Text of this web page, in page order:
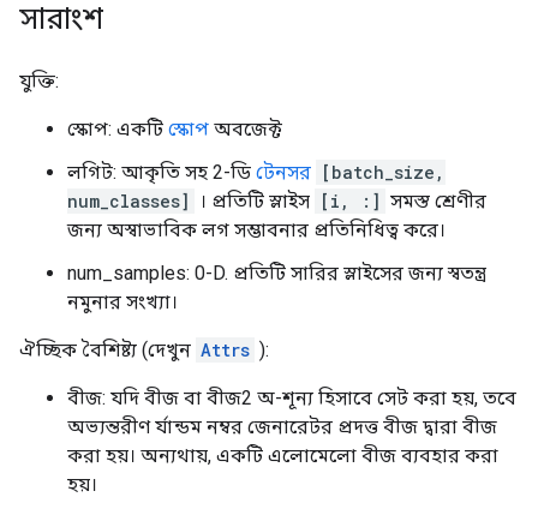
সারাংশ
যুক্তি:
স্কোপ: একটি স্কোপ অবজেক্ট
লগিট: আকৃতি সহ 2-ডি টেনসর [batch_size,
num_classes]
। প্রতিটি স্লাইস [i, :] সমস্ত শ্রেণীর
জন্য অস্বাভাবিক লগ সম্ভাবনার প্রতিনিধিত্ব করে।
num_samples: 0-D. প্রতিটি সারির স্লাইসের জন্য স্বতন্ত্র
নমুনার সংখ্যা।
ঐচ্ছিক বৈশিষ্ট্য (দেখুন Attrs ):
বীজ: যদি বীজ বা বীজ2 অ-শূন্য হিসাবে সেট করা হয়, তবে
অভ্যন্তরীণ র্যান্ডম নম্বর জেনারেটর প্রদত্ত বীজ দ্বারা বীজ
করা হয়। অন্যথায়, একটি এলোমেলো বীজ ব্যবহার করা
হয়।